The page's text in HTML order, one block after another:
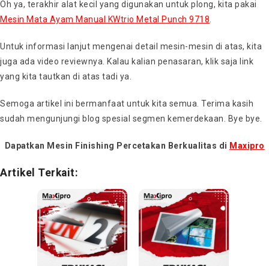
Oh ya, terakhir alat kecil yang digunakan untuk plong, kita pakai
Mesin Mata Ayam Manual KWtrio Metal Punch 9718
Untuk informasi lanjut mengenai detail mesin-mesin di atas, kita
juga ada video reviewnya. Kalau kalian penasaran, klik saja link
yang kita tautkan di atas tadi ya.
Semoga artikel ini bermanfaat untuk kita semua. Terima kasih
sudah mengunjungi blog spesial segmen kemerdekaan. Bye bye.
Dapatkan Mesin Finishing Percetakan Berkualitas di Maxipro
Artikel Terkait: